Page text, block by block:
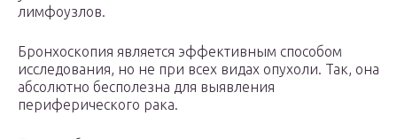
лимфоузлов.
Бронхоскопия является эффективным способом
исследования, но не при всех видах опухоли. Так, она
абсолютно бесполезна для выявления
периферического рака.